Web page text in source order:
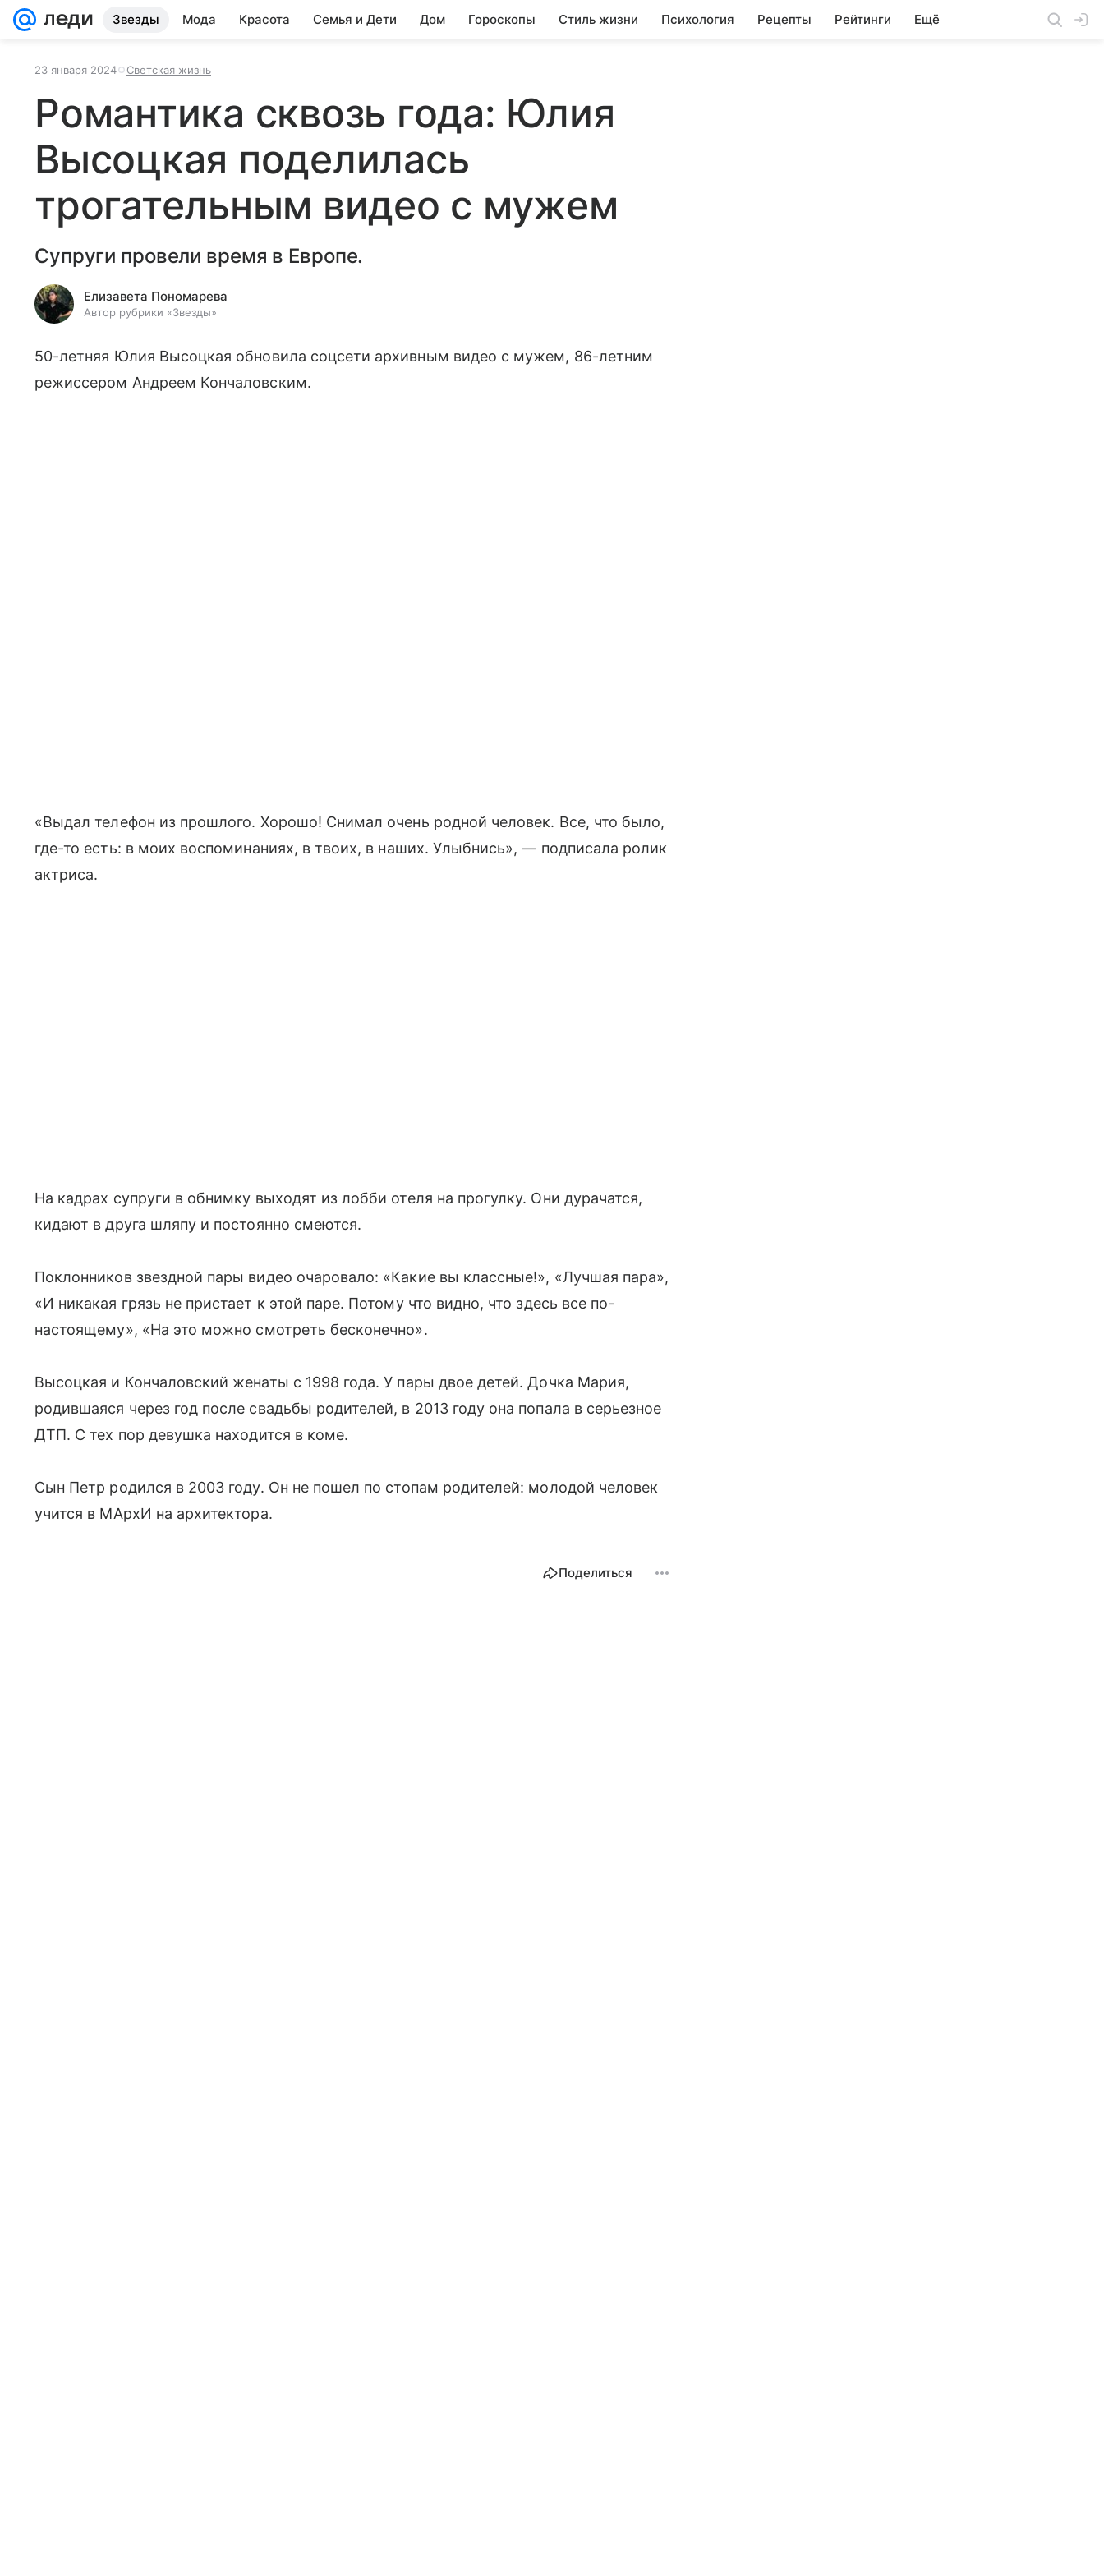
Звезды Мода Красота Семья и Дети Дом Гороскопы Стиль жизни Психология Рецепты Рейтинги Ещё
23 января 2024 Светская жизнь
Романтика сквозь года: Юлия
Высоцкая поделилась
трогательным видео с мужем
Супруги провели время в Европе.
Елизавета Пономарева
Автор рубрики «Звезды»
50-летняя Юлия Высоцкая обновила соцсети архивным видео с мужем, 86-летним
режиссером Андреем Кончаловским.
«Выдал телефон из прошлого. Хорошо! Снимал очень родной человек. Все, что было,
где-то есть: в моих воспоминаниях, в твоих, в наших. Улыбнись», — подписала ролик
актриса.
На кадрах супруги в обнимку выходят из лобби отеля на прогулку. Они дурачатся,
кидают в друга шляпу и постоянно смеются.
Поклонников звездной пары видео очаровало: «Какие вы классные!», «Лучшая пара»,
«И никакая грязь не пристает к этой паре. Потому что видно, что здесь все по-
настоящему», «На это можно смотреть бесконечно».
Высоцкая и Кончаловский женаты с 1998 года. У пары двое детей. Дочка Мария,
родившаяся через год после свадьбы родителей, в 2013 году она попала в серьезное
ДТП. С тех пор девушка находится в коме.
Сын Петр родился в 2003 году. Он не пошел по стопам родителей: молодой человек
учится в МАрхИ на архитектора.
Поделиться